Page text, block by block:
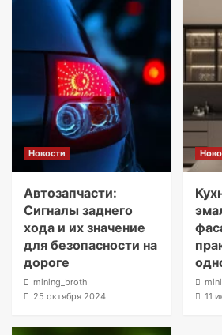
Новости
Автозапчасти:
Сигналы заднего
хода и их значение
для безопасности на
дороге
mining_broth
25 октября 2024
11